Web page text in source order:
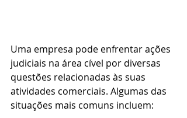
Uma empresa pode enfrentar ações
judiciais na área cível por diversas
questões relacionadas às suas
atividades comerciais. Algumas das
situações mais comuns incluem: